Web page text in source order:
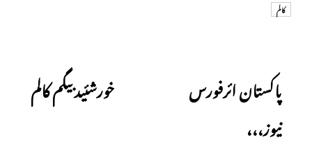
کالم
پاکستان ائرفورس
نیوز،،،
خورشئید بیگم کالم